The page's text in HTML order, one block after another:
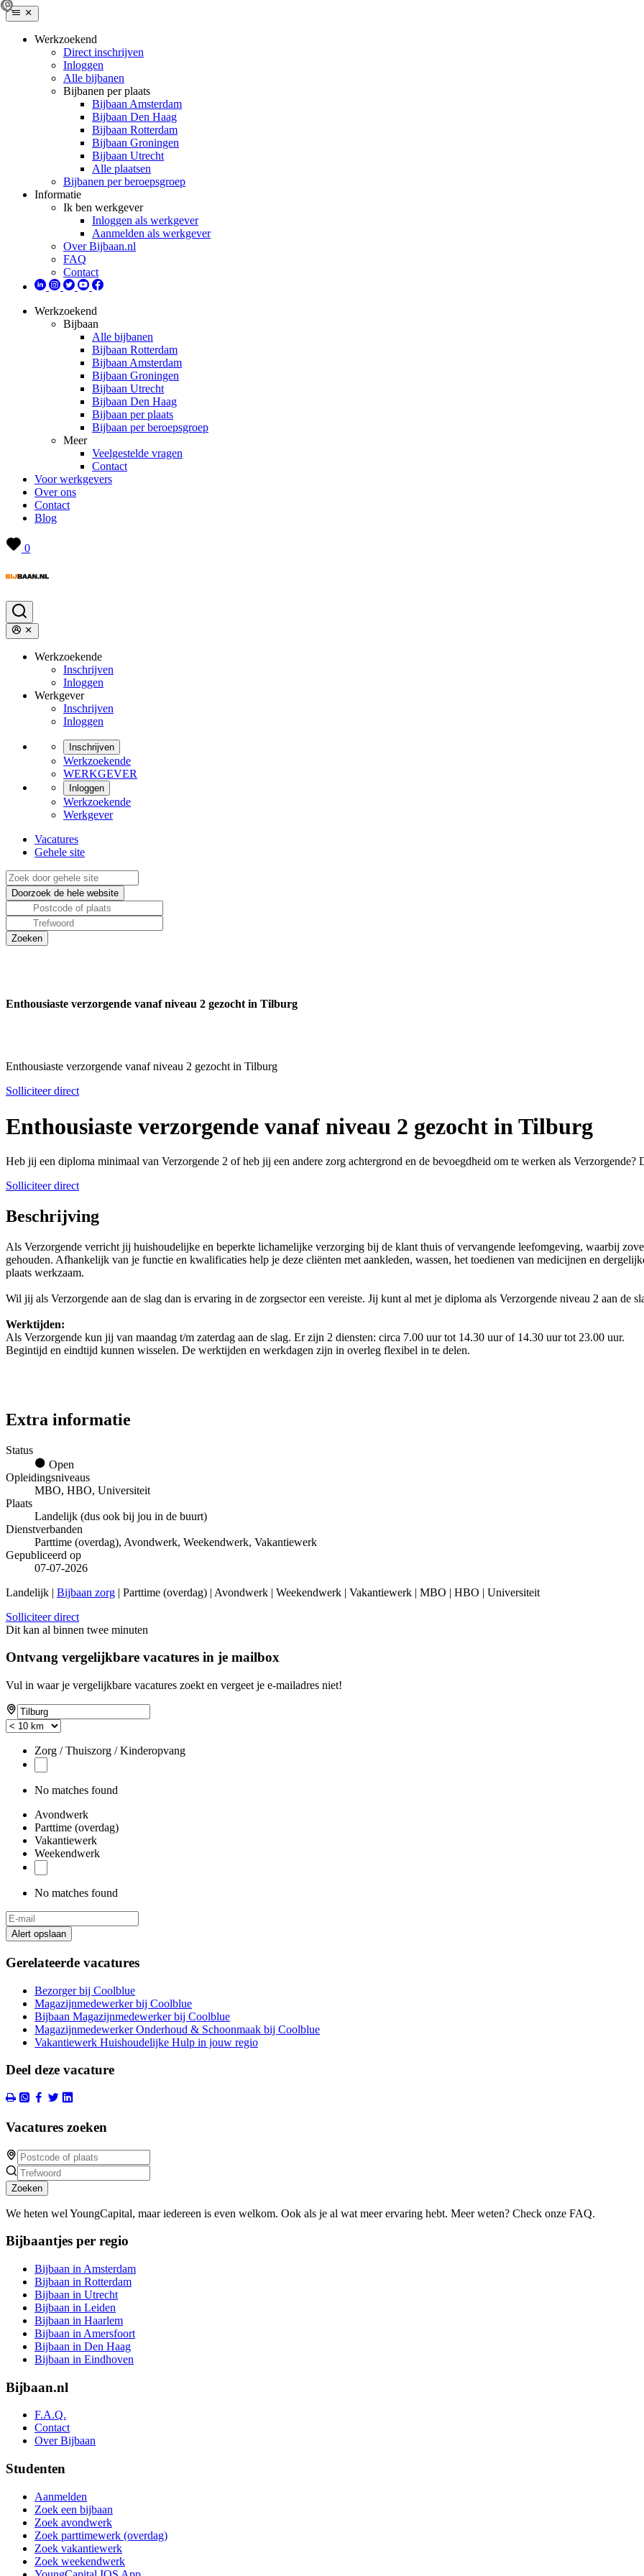
Werkzoekend
Direct inschrijven
Inloggen
Alle bijbanen
Bijbanen per plaats
Bijbaan Amsterdam
Bijbaan Den Haag
Bijbaan Rotterdam
Bijbaan Groningen
Bijbaan Utrecht
Alle plaatsen
Bijbanen per beroepsgroep
Informatie
Ik ben werkgever
Inloggen als werkgever
Aanmelden als werkgever
Over Bijbaan.nl
FAQ
Contact
Werkzoekend
Bijbaan
Alle bijbanen
Bijbaan Rotterdam
Bijbaan Amsterdam
Bijbaan Groningen
Bijbaan Utrecht
Bijbaan Den Haag
Bijbaan per plaats
Bijbaan per beroepsgroep
Meer
Veelgestelde vragen
Contact
Voor werkgevers
Over ons
Contact
Blog
0
Werkzoekende
Inschrijven
Inloggen
Werkgever
Inschrijven
Inloggen
Inschrijven
Werkzoekende
WERKGEVER
Inloggen
Werkzoekende
Werkgever
Vacatures
Gehele site
Enthousiaste verzorgende vanaf niveau 2 gezocht in Tilburg
Enthousiaste verzorgende vanaf niveau 2 gezocht in Tilburg
Solliciteer direct
Enthousiaste verzorgende vanaf niveau 2 gezocht in Tilburg
Heb jij een diploma minimaal van Verzorgende 2 of heb jij een andere zorg achtergrond en de bevoegdheid om te werken als
Solliciteer direct
Beschrijving
Als Verzorgende verricht jij huishoudelijke en beperkte lichamelijke verzorging bij de klant thuis of vervangende leefomgeving, waarbij
gehouden. Afhankelijk van je functie en kwalificaties help je deze cliënten met aankleden, wassen, het toedienen van medicijnen en
plaats werkzaam.
Wil jij als Verzorgende aan de slag dan is ervaring in de zorgsector een vereiste. Jij kunt al met je diploma als Verzorgende niveau 2 aan de
Werktijden:
Als Verzorgende kun jij van maandag t/m zaterdag aan de slag. Er zijn 2 diensten: circa 7.00 uur tot 14.30 uur of 14.30 uur tot 23.00 uur.
Begintijd en eindtijd kunnen wisselen. De werktijden en werkdagen zijn in overleg flexibel in te delen.
Extra informatie
Status
Open
Opleidingsniveaus
MBO, HBO, Universiteit
Plaats
Landelijk (dus ook bij jou in de buurt)
Dienstverbanden
Parttime (overdag), Avondwerk, Weekendwerk, Vakantiewerk
Gepubliceerd op
07-07-2026
Landelijk | Bijbaan zorg | Parttime (overdag) | Avondwerk | Weekendwerk | Vakantiewerk | MBO | HBO | Universiteit
Solliciteer direct
Dit kan al binnen twee minuten
Ontvang vergelijkbare vacatures in je mailbox
Vul in waar je vergelijkbare vacatures zoekt en vergeet je e-mailadres niet!
Zorg / Thuiszorg / Kinderopvang
No matches found
Avondwerk
Parttime (overdag)
Vakantiewerk
Weekendwerk
No matches found
Alert opslaan
Gerelateerde vacatures
Bezorger bij Coolblue
Magazijnmedewerker bij Coolblue
Bijbaan Magazijnmedewerker bij Coolblue
Magazijnmedewerker Onderhoud & Schoonmaak bij Coolblue
Vakantiewerk Huishoudelijke Hulp in jouw regio
Deel deze vacature
Vacatures zoeken
Zoeken
We heten wel YoungCapital, maar iedereen is even welkom. Ook als je al wat meer ervaring hebt. Meer weten? Check onze FAQ.
Bijbaantjes per regio
Bijbaan in Amsterdam
Bijbaan in Rotterdam
Bijbaan in Utrecht
Bijbaan in Leiden
Bijbaan in Haarlem
Bijbaan in Amersfoort
Bijbaan in Den Haag
Bijbaan in Eindhoven
Bijbaan.nl
F.A.Q.
Contact
Over Bijbaan
Studenten
Aanmelden
Zoek een bijbaan
Zoek avondwerk
Zoek parttimewerk (overdag)
Zoek vakantiewerk
Zoek weekendwerk